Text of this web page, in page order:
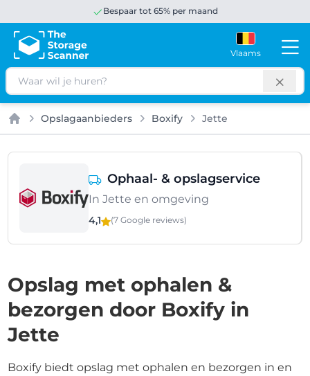
Bespaar tot 65% per maand
Vlaams
Zoeken
Home
Opslagaanbieders Boxify Jette
Ophaal- & opslagservice
In Jette en omgeving
4,1 (7 Google reviews)
Opslag met ophalen &
bezorgen door Boxify in
Jette
Boxify biedt opslag met ophalen en bezorgen in en